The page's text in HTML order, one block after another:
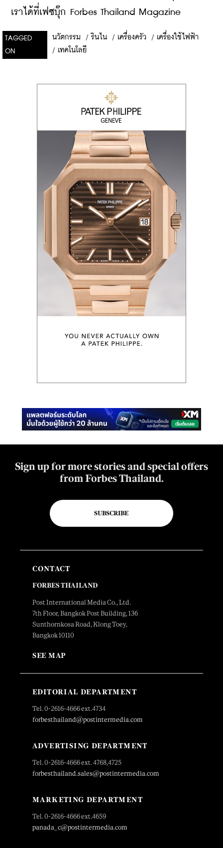
เราได้ที่เฟซบุ๊ก Forbes Thailand Magazine
TAGGED
ON
นวัตกรรม / รินไน / เครื่องครัว / เครื่องใช้ไฟฟ้า
/ เทคโนโลยี
Sign up for more stories and special offers
from Forbes Thailand.
SUBSCRIBE
CONTACT
FORBES THAILAND
Post International Media Co., Ltd.
7th Floor, Bangkok Post Building, 136
Sunthornkosa Road, Klong Toey,
Bangkok 10110
SEE MAP
EDITORIAL DEPARTMENT
Tel. 0-2616-4666 ext.4734
forbesthailand@postintermedia.com
ADVERTISING DEPARTMENT
Tel. 0-2616-4666 ext. 4768,4725
forbesthailand.sales@postintermedia.com
MARKETING DEPARTMENT
Tel. 0-2616-4666 ext.4659
panada_c@postintermedia.com